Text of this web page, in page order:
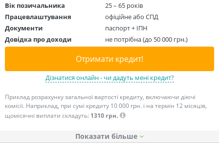
Вік позичальника
25 – 65 років
Працевлаштування
офіційне або СПД
Документи
паспорт + ІПН
Довідка про доходи
не потрібна (до 50 000 грн.)
Отримати кредит!
Дізнатися онлайн - чи дадуть мені кредит?
Приклад розрахунку загальної вартості кредиту, включаючи діючі
комісії. Наприклад, при сумі кредиту 10 000 грн. і на термін 12 місяців,
щомісячні виплати складуть: 1310 грн.
Показати